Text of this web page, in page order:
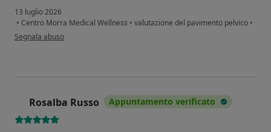
13 luglio 2026
• Centro Morra Medical Wellness • valutazione del pavimento pelvico •
secondo l'opinione dell'utente Laura
Segnala abuso
Rosalba Russo Appuntamento verificato